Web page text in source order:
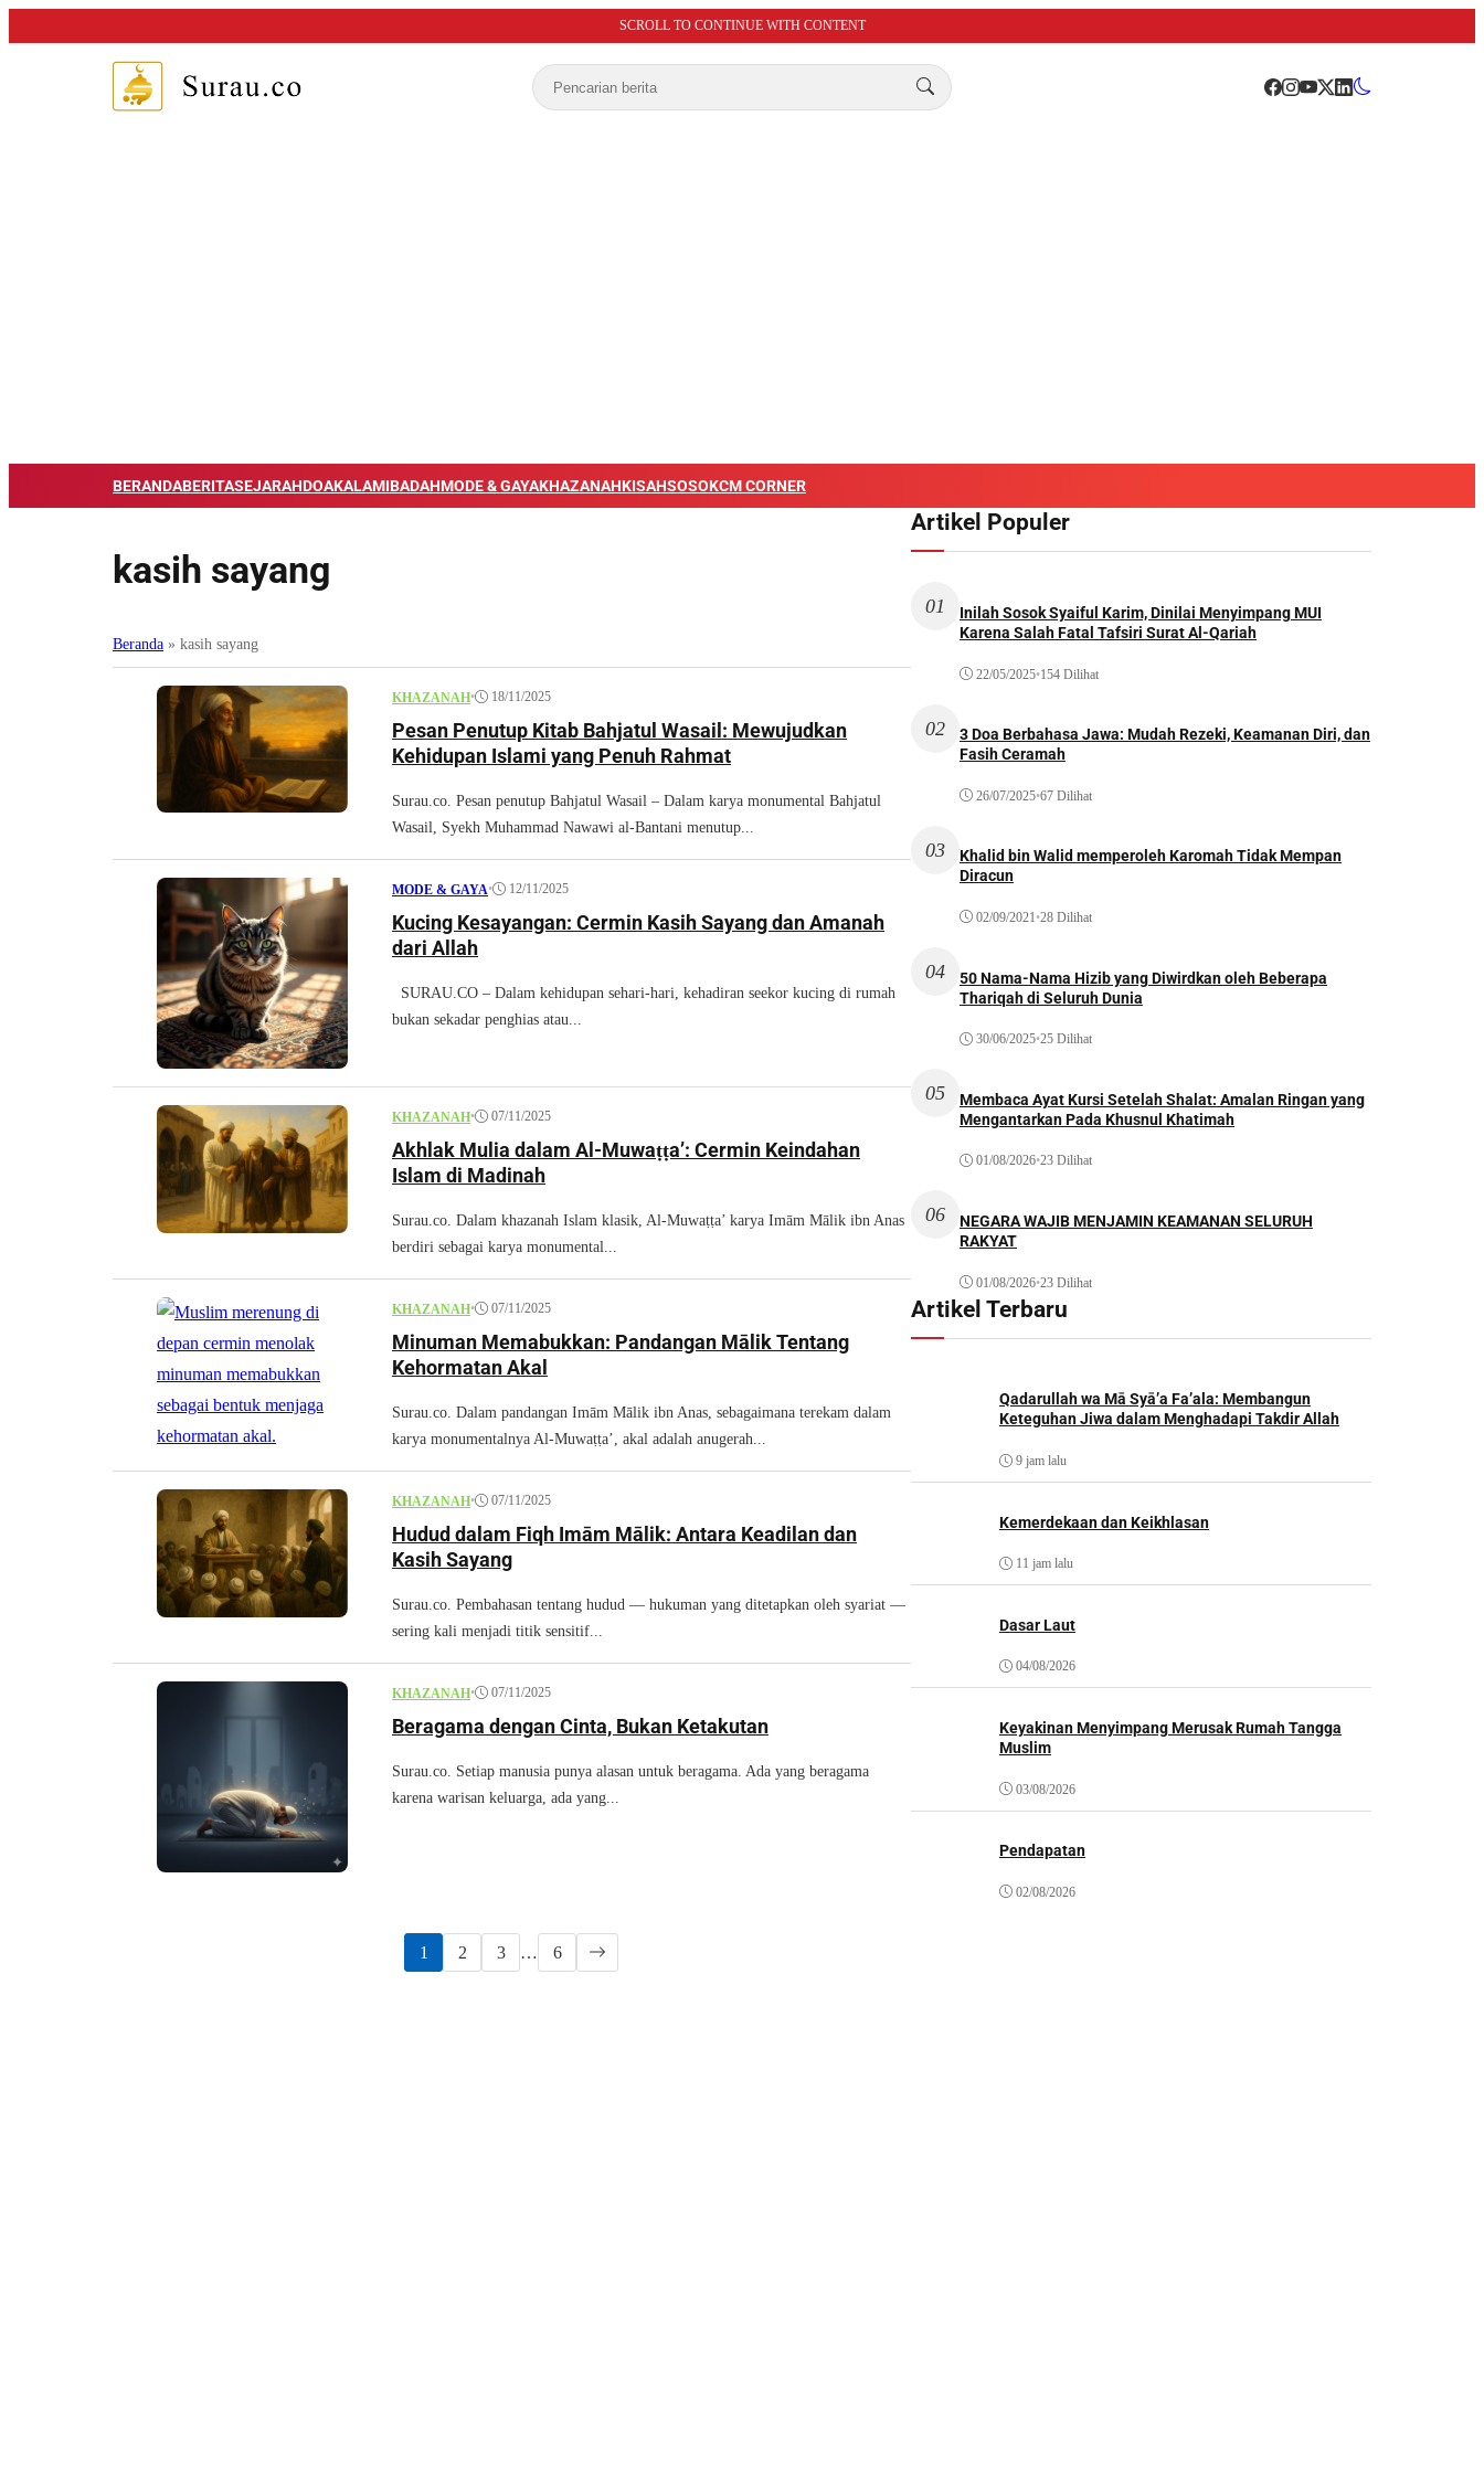
SCROLL TO CONTINUE WITH CONTENT
BERANDABERITASEJARAHDOAKALAMIBADAHMODE & GAYAKHAZANAHKISAHSOSOKCM CORNER
kasih sayang
Beranda » kasih sayang
KHAZANAH• 18/11/2025
Pesan Penutup Kitab Bahjatul Wasail: Mewujudkan
Kehidupan Islami yang Penuh Rahmat
Surau.co. Pesan penutup Bahjatul Wasail – Dalam karya monumental Bahjatul
Wasail, Syekh Muhammad Nawawi al-Bantani menutup...
MODE & GAYA• 12/11/2025
Kucing Kesayangan: Cermin Kasih Sayang dan Amanah
dari Allah
SURAU.CO – Dalam kehidupan sehari-hari, kehadiran seekor kucing di rumah
bukan sekadar penghias atau...
KHAZANAH• 07/11/2025
Akhlak Mulia dalam Al-Muwaṭṭa’: Cermin Keindahan
Islam di Madinah
Surau.co. Dalam khazanah Islam klasik, Al-Muwaṭṭa’ karya Imām Mālik ibn Anas
berdiri sebagai karya monumental...
KHAZANAH• 07/11/2025
Minuman Memabukkan: Pandangan Mālik Tentang
Kehormatan Akal
Surau.co. Dalam pandangan Imām Mālik ibn Anas, sebagaimana terekam dalam
karya monumentalnya Al-Muwaṭṭa’, akal adalah anugerah...
KHAZANAH• 07/11/2025
Hudud dalam Fiqh Imām Mālik: Antara Keadilan dan
Kasih Sayang
Surau.co. Pembahasan tentang hudud — hukuman yang ditetapkan oleh syariat —
sering kali menjadi titik sensitif...
KHAZANAH• 07/11/2025
Beragama dengan Cinta, Bukan Ketakutan
Surau.co. Setiap manusia punya alasan untuk beragama. Ada yang beragama
karena warisan keluarga, ada yang...
1 2 3 … 6
Artikel Populer
01
Inilah Sosok Syaiful Karim, Dinilai Menyimpang MUI
Karena Salah Fatal Tafsiri Surat Al-Qariah
22/05/2025•154 Dilihat
02
3 Doa Berbahasa Jawa: Mudah Rezeki, Keamanan Diri, dan
Fasih Ceramah
26/07/2025•67 Dilihat
03
Khalid bin Walid memperoleh Karomah Tidak Mempan
Diracun
02/09/2021•28 Dilihat
04
50 Nama-Nama Hizib yang Diwirdkan oleh Beberapa
Thariqah di Seluruh Dunia
30/06/2025•25 Dilihat
05
Membaca Ayat Kursi Setelah Shalat: Amalan Ringan yang
Mengantarkan Pada Khusnul Khatimah
01/08/2026•23 Dilihat
06
NEGARA WAJIB MENJAMIN KEAMANAN SELURUH
RAKYAT
01/08/2026•23 Dilihat
Artikel Terbaru
Qadarullah wa Mā Syā’a Fa’ala: Membangun
Keteguhan Jiwa dalam Menghadapi Takdir Allah
9 jam lalu
Kemerdekaan dan Keikhlasan
11 jam lalu
Dasar Laut
04/08/2026
Keyakinan Menyimpang Merusak Rumah Tangga
Muslim
03/08/2026
Pendapatan
02/08/2026